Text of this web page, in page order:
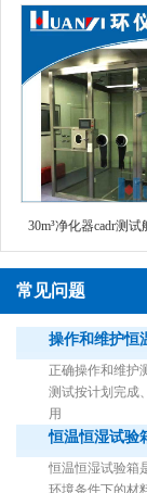
30m³净化器cadr测试
1立方米细菌气雾
常见问题
操作和维护恒
正确操作和维护
测试按计划完成
用
恒温恒湿试验
恒温恒湿试验箱
环境条件下的材